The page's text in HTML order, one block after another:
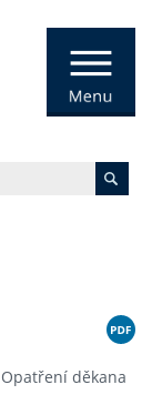
Opatření děkana